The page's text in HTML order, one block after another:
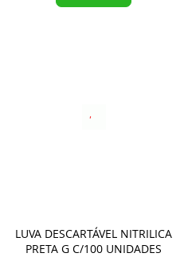
LUVA DESCARTÁVEL NITRILICA
PRETA G C/100 UNIDADES